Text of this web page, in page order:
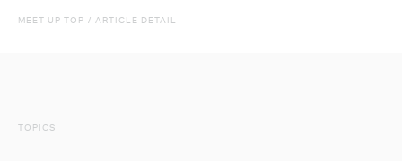
MEET UP TOP / ARTICLE DETAIL
TOPICS